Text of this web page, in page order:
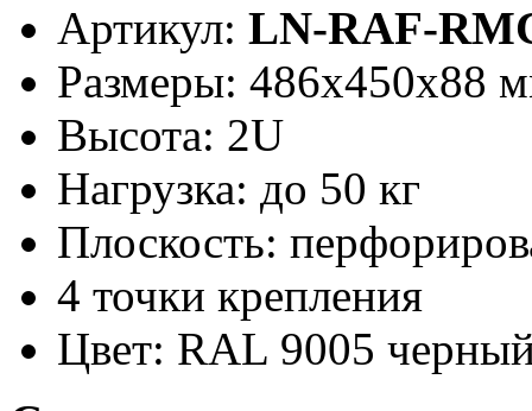
Артикул: LN-RAF-
Размеры: 486x450x88
Высота: 2U
Нагрузка: до 50 кг
Плоскость:
4 точки крепления
Цвет: RAL 9005